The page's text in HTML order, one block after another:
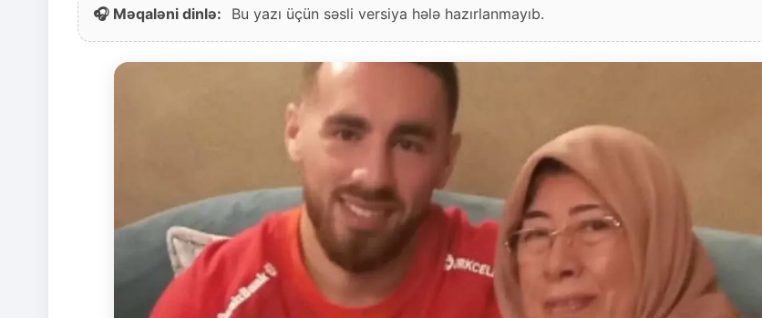
🎧 Məqaləni dinlə: Bu yazı üçün səsli versiya hələ hazırlanmayıb.